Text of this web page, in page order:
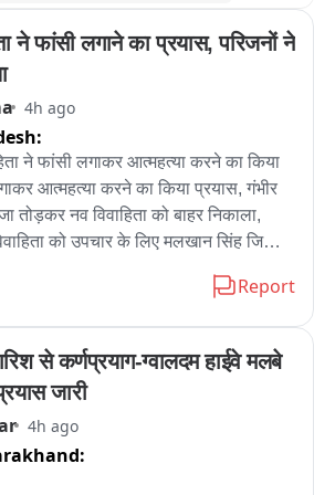
ने फांसी लगाने का प्रयास, परिजनों ने
4h ago
ने फांसी लगाकर आत्महत्या करने का किया
आत्महत्या करने का किया प्रयास, गंभीर
तोड़कर नव विवाहिता को बाहर निकाला,
को उपचार के लिए मलखान सिंह जिला
के थाना गांधी पार्क के इलाके के Report
से कर्णप्रयाग-ग्वालदम हाईवे मलबे
जारी
4h ago